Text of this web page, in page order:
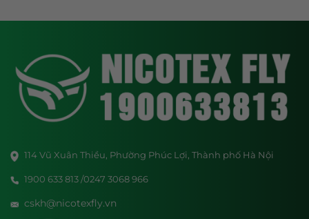
114 Vũ Xuân Thiều, Phường Phúc Lợi, Thành phố Hà Nội
1900 633 813 /0247 3068 966
cskh@nicotexfly.vn